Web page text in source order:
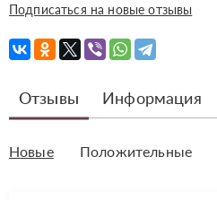
Подписаться на новые отзывы
Отзывы Информация
Новые Положительные